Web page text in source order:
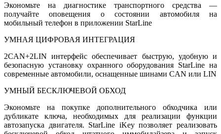
Экономьте на диагностике транспортного средства —
получайте оповещения о состоянии автомобиля на
мобильный телефон в приложении StarLine
УМНАЯ ЦИФРОВАЯ ИНТЕГРАЦИЯ
2CAN+2LIN интерфейс обеспечивает быструю, удобную и
безопасную установку охранного оборудования StarLine на
современные автомобили, оснащенные шинами CAN или LIN
УМНЫЙ БЕСКЛЮЧЕВОЙ ОБХОД
Экономьте на покупке дополнительного обходчика или
дубликате ключа, необходимых для реализации функции
автозапуска двигателя. StarLine iKey позволяет реализовать